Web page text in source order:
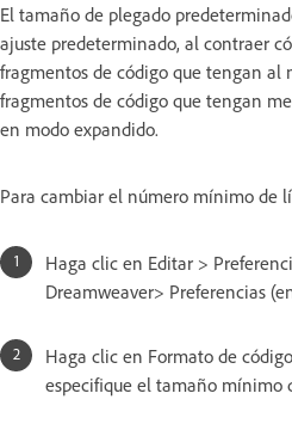
El tamaño de plegado
ajuste predeterminado, al contraer
fragmentos de código que tengan al
fragmentos de código que tengan
en modo expandido.
Para cambiar el número mínimo de
Haga clic en Editar >
Dreamweaver> Preferencias
Haga clic en Formato de
especifique el tamaño mínimo